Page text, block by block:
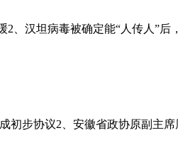
、汉坦病毒被确定能“人传人”
初步协议2、安徽省政协原副主